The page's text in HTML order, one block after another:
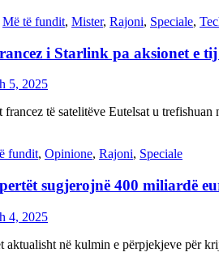
Më të fundit, Mister, Rajoni, Speciale,
i Starlink pa aksionet e
5, 2025
të satelitëve Eutelsat u
fundit, Opinione, Rajoni, Speciale
sugjerojnë 400 miliardë
4, 2025
aktualisht në kulmin e përpjekjeve për